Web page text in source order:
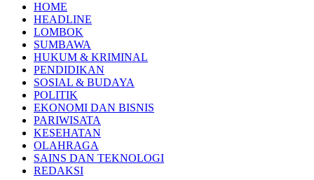
HOME
HEADLINE
LOMBOK
SUMBAWA
HUKUM & KRIMINAL
PENDIDIKAN
SOSIAL & BUDAYA
POLITIK
EKONOMI DAN BISNIS
PARIWISATA
KESEHATAN
OLAHRAGA
SAINS DAN TEKNOLOGI
REDAKSI